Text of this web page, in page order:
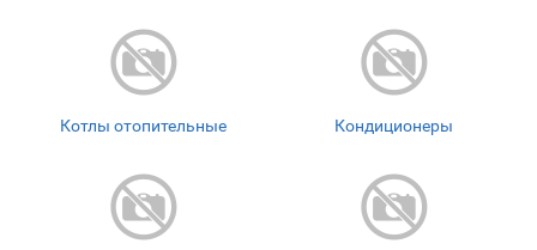
Котлы отопительные Кондиционеры